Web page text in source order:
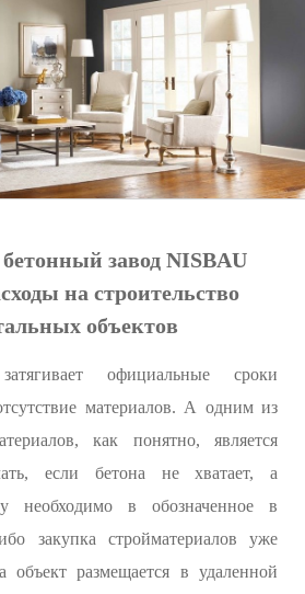
завод NISBAU
на строительство
объектов
официальные сроки
материалов. А одним из
как понятно, является
если бетона не хватает, а
необходимо в обозначенное в
закупка стройматериалов уже
объект размещается в удаленной